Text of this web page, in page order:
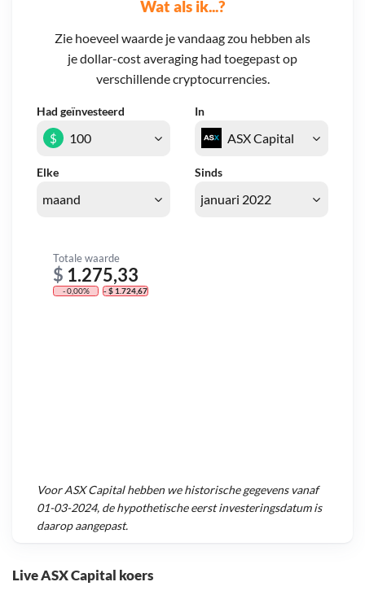
Live ASX Capital koers
Wat als ik...?
Zie hoeveel waarde je vandaag zou hebben als
je dollar-cost averaging had toegepast op
verschillende cryptocurrencies.
Had geïnvesteerd In
Elke Sinds
$
Totale waarde
$ 1.275,33
- 0,00% - $ 1.724,67
VoorASX Capitalhebben we historische gegevens vanaf
01-03-2024, de hypothetische eerst investeringsdatum is
daarop aangepast.